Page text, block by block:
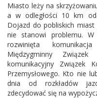
Miasto leży na
a w odległości 10 km
Dojazd do pobliskich
nie stanowi problemu.
rozwinięta
Międzygminny
komunikacyjny Związek
Przemysłowego. Kto nie
dnia od rozkładów
zdecydować się na